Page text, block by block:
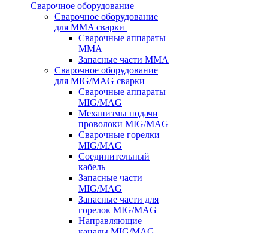
Сварочное оборудование
Сварочное оборудование
для MMA сварки
Сварочные аппараты
MMA
Запасные части MMA
Сварочное оборудование
для MIG/MAG сварки
Сварочные аппараты
MIG/MAG
Механизмы подачи
проволоки MIG/MAG
Сварочные горелки
MIG/MAG
Соединительный
кабель
Запасные части
MIG/MAG
Запасные части для
горелок MIG/MAG
Направляющие